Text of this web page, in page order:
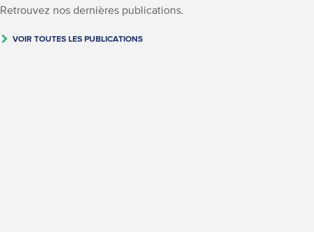
Retrouvez nos dernières publications.
VOIR TOUTES LES PUBLICATIONS